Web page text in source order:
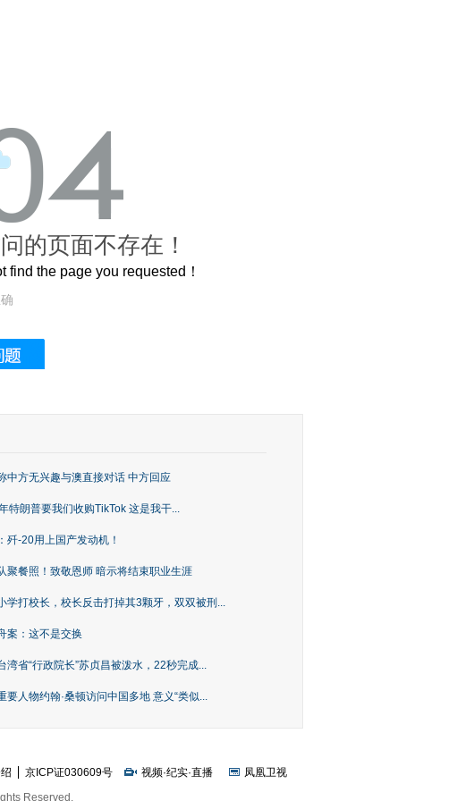
的页面不存在！
find the page you requested！
中方无兴趣与澳直接对话 中方回应
特朗普要我们收购TikTok 这是我干...
歼-20用上国产发动机！
聚餐照！致敬恩师 暗示将结束职业生涯
学打校长，校长反击打掉其3颗牙，双双被刑...
案：这不是交换
湾省“行政院长”苏贞昌被泼水，22秒完成...
要人物约翰·桑顿访问中国多地 意义“类似...
京ICP证030609号 视频·纪实·直播
凤凰卫视
Reserved.